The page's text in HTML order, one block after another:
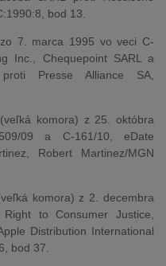
bod 13.
7. marca 1995 vo veci C-
Inc., Chequepoint SARL a
Presse Alliance SA,
komora) z 25. októbra
09 a C-161/10, eDate
Robert Martinez/MGN
komora) z 2. decembra
to Consumer Justice,
Distribution International
bod 37.